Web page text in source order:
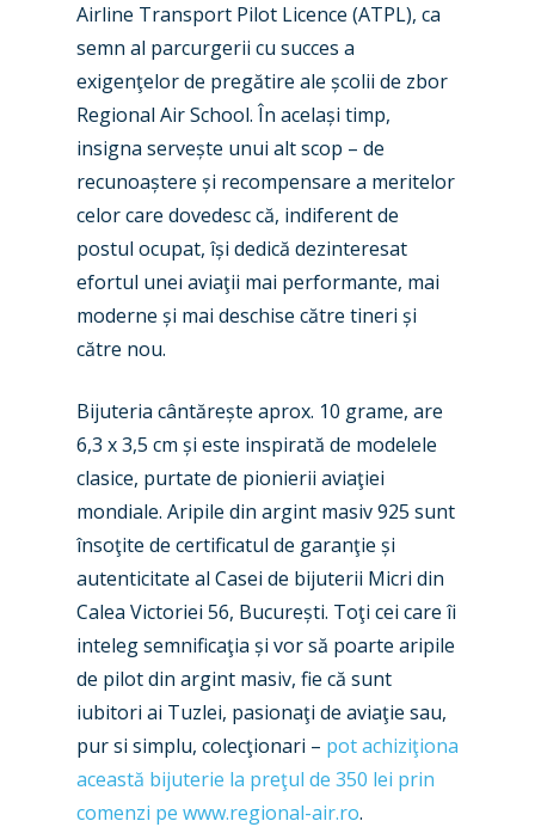
Airline Transport Pilot Licence (ATPL), ca
semn al parcurgerii cu succes a
exigenţelor de pregătire ale școlii de zbor
Regional Air School. În același timp,
insigna servește unui alt scop – de
recunoaștere și recompensare a meritelor
celor care dovedesc că, indiferent de
postul ocupat, își dedică dezinteresat
efortul unei aviaţii mai performante, mai
moderne și mai deschise către tineri și
către nou.
Bijuteria cântărește aprox. 10 grame, are
6,3 x 3,5 cm și este inspirată de modelele
clasice, purtate de pionierii aviaţiei
mondiale. Aripile din argint masiv 925 sunt
însoţite de certificatul de garanţie și
autenticitate al Casei de bijuterii Micri din
Calea Victoriei 56, București. Toţi cei care îi
inteleg semnificaţia și vor să poarte aripile
de pilot din argint masiv, fie că sunt
iubitori ai Tuzlei, pasionaţi de aviaţie sau,
pur si simplu, colecţionari – pot achiziţiona
această bijuterie la preţul de 350 lei prin
comenzi pe www.regional-air.ro.
New Routes
Industry
Accidents / Incidents
Airshows
Dubai 2025
Paris 2025
Farnborough 2024
Business Jets
Military
Trip Reports